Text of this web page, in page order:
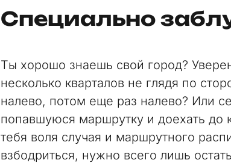
Специально
Ты хорошо знаешь свой город?
несколько кварталов не глядя по
налево, потом еще раз налево? Или
попавшуюся маршрутку и доехать до
тебя воля случая и маршрутного
взбодриться, нужно всего лишь